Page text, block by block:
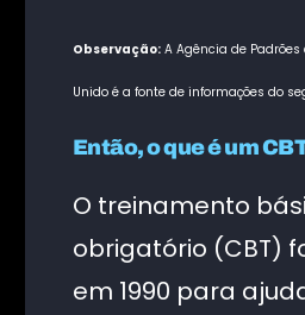
Observação:A Agência de Padrões
Unido é a fonte de informações do
Então, o que é um
O treinamento
obrigatório (CBT)
em 1990 para